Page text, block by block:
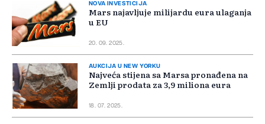
NOVA INVESTICIJA
Mars najavljuje milijardu eura ulaganja
u EU
20. 09. 2025.
AUKCIJA U NEW YORKU
Najveća stijena sa Marsa pronađena na
Zemlji prodata za 3,9 miliona eura
18. 07. 2025.